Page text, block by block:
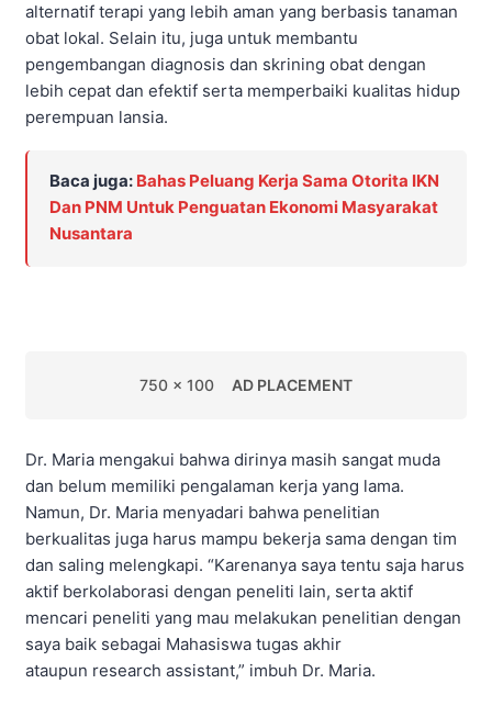
alternatif terapi yang lebih aman yang berbasis tanaman
obat lokal. Selain itu, juga untuk membantu
pengembangan diagnosis dan skrining obat dengan
lebih cepat dan efektif serta memperbaiki kualitas hidup
perempuan lansia.
Baca juga: Bahas Peluang Kerja Sama Otorita IKN
Dan PNM Untuk Penguatan Ekonomi Masyarakat
Nusantara
750 x 100 AD PLACEMENT
Dr. Maria mengakui bahwa dirinya masih sangat muda
dan belum memiliki pengalaman kerja yang lama.
Namun, Dr. Maria menyadari bahwa penelitian
berkualitas juga harus mampu bekerja sama dengan tim
dan saling melengkapi. “Karenanya saya tentu saja harus
aktif berkolaborasi dengan peneliti lain, serta aktif
mencari peneliti yang mau melakukan penelitian dengan
saya baik sebagai Mahasiswa tugas akhir
ataupun research assistant,” imbuh Dr. Maria.